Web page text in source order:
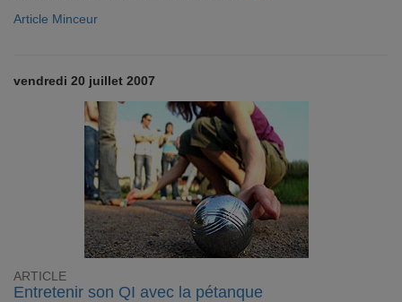
Article Minceur
vendredi 20 juillet 2007
ARTICLE
Entretenir son QI avec la pétanque